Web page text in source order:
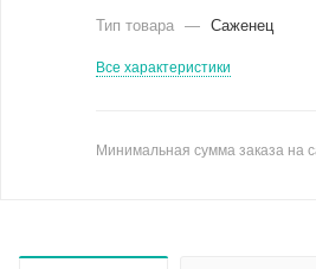
Тип товара — Саженец
Все характеристики
Минимальная сумма заказа на